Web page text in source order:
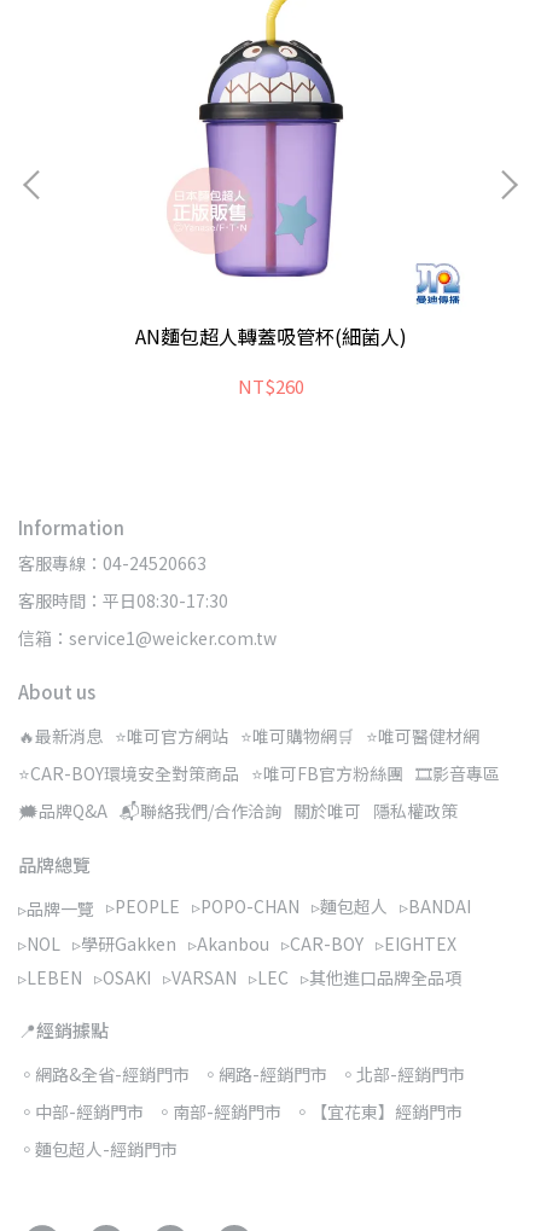
AN麵包超人轉蓋吸管杯(細菌人)
NT$260
Information
客服專線：04-24520663
客服時間：平日08:30-17:30
信箱：service1@weicker.com.tw
About us
🔥最新消息 ⭐唯可官方網站 ⭐唯可購物網🛒 ⭐唯可醫健材網
⭐CAR-BOY環境安全對策商品 ⭐唯可FB官方粉絲團 🎞️影音專區
🗯️品牌Q&A 📬聯絡我們/合作洽詢 關於唯可 隱私權政策
品牌總覽
▹品牌一覽 ▹PEOPLE ▹POPO-CHAN ▹麵包超人 ▹BANDAI
▹NOL ▹學研Gakken ▹Akanbou ▹CAR-BOY ▹EIGHTEX
▹LEBEN ▹OSAKI ▹VARSAN ▹LEC ▹其他進口品牌全品項
📍經銷據點
◦網路&全省-經銷門市 ◦網路-經銷門市
◦北部-經銷門市
◦中部-經銷門市
◦南部-經銷門市
◦【宜花東】經銷門市
◦麵包超人-經銷門市